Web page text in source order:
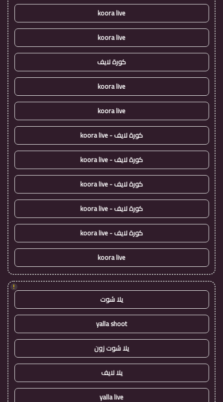
koora live
koora live
كورة لايف
koora live
koora live
كورة لايف - koora live
كورة لايف - koora live
كورة لايف - koora live
كورة لايف - koora live
كورة لايف - koora live
koora live
!
يلا شوت
yalla shoot
يلا شوت زون
يلا لايف
yalla live